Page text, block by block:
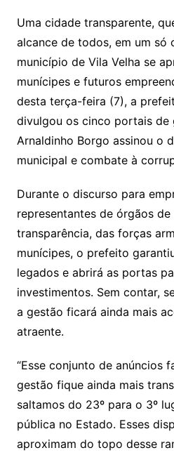
Uma cidade transparente,
alcance de todos, em um só
município de Vila Velha se
munícipes e futuros
desta terça-feira (7), a
divulgou os cinco portais de
Arnaldinho Borgo assinou o
municipal e combate à
Durante o discurso para
representantes de órgãos
transparência, das forças
munícipes, o prefeito
legados e abrirá as portas
investimentos. Sem contar,
a gestão ficará ainda mais
atraente.
“Esse conjunto de anúncios
gestão fique ainda mais
saltamos do 23º para o 3º
pública no Estado. Esses
aproximam do topo desse